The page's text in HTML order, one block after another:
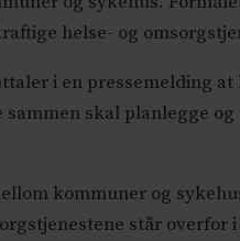
helse- og
i en pressemelding
skal planlegge
kommuner og
står overfor